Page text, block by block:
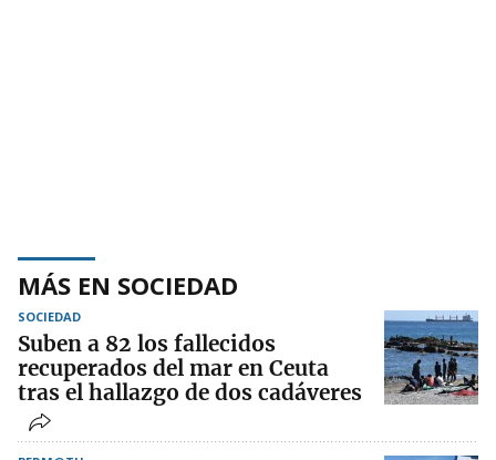
MÁS EN SOCIEDAD
SOCIEDAD
Suben a 82 los fallecidos
recuperados del mar en Ceuta
tras el hallazgo de dos cadáveres